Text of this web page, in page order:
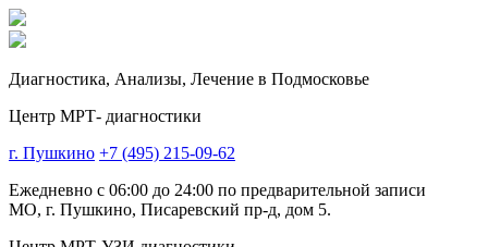
Диагностика, Анализы, Лечение в Подмосковье
Центр МРТ- диагностики
г. Пушкино +7 (495) 215-09-62
Ежедневно с 06:00 до 24:00 по предварительной записи
МО, г. Пушкино, Писаревский пр-д, дом 5.